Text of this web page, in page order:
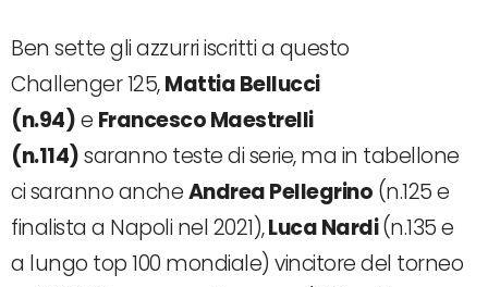
Ben sette gli azzurri iscritti a questo
Challenger 125,Mattia Bellucci
(n.94)e Francesco Maestrelli
(n.114)saranno teste di serie, ma in tabellone
ci saranno ancheAndrea Pellegrino (n.125 e
finalista a Napoli nel 2021),Luca Nardi(n.135 e
a lungo top 100 mondiale) vincitore del torneo